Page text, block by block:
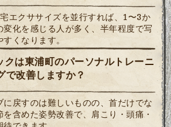
エクササイズを並行すれば、1〜3か
変化を感じる人が多く、半年程度で写
くなります。
クは東浦町のパーソナルトレーニ
で改善しますか？
に戻すのは難しいものの、首だけでな
含めた姿勢改善で、肩こり・頭痛・